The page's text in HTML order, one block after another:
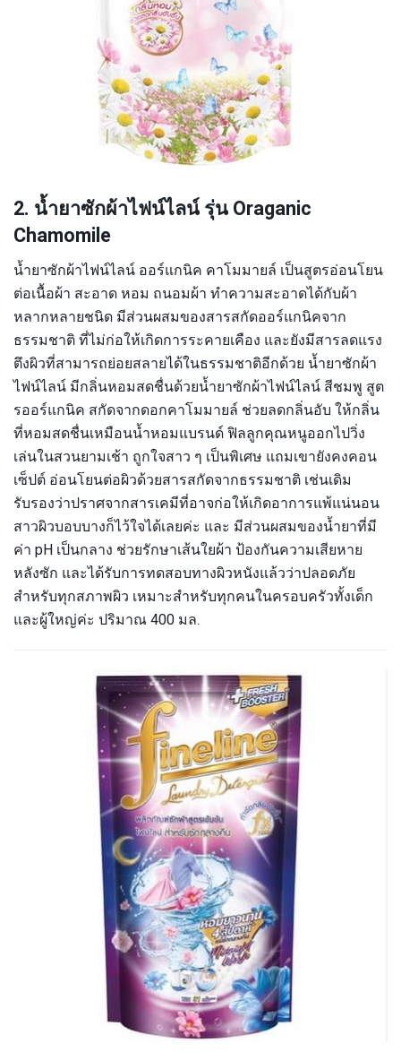
2. น้ำยาซักผ้าไฟน์ไลน์ รุ่น Oraganic
Chamomile
น้ำยาซักผ้าไฟน์ไลน์ ออร์แกนิค คาโมมายล์ เป็นสูตรอ่อนโยน
ต่อเนื้อผ้า สะอาด หอม ถนอมผ้า ทำความสะอาดได้กับผ้า
หลากหลายชนิด มีส่วนผสมของสารสกัดออร์แกนิคจาก
ธรรมชาติ ที่ไม่ก่อให้เกิดการระคายเคือง และยังมีสารลดแรง
ตึงผิวที่สามารถย่อยสลายได้ในธรรมชาติอีกด้วย น้ำยาซักผ้า
ไฟน์ไลน์ มีกลิ่นหอมสดชื่นด้วยน้ำยาซักผ้าไฟน์ไลน์ สีชมพู สูต
รออร์แกนิค สกัดจากดอกคาโมมายล์ ช่วยลดกลิ่นอับ ให้กลิ่น
ที่หอมสดชื่นเหมือนน้ำหอมแบรนด์ ฟิลลูกคุณหนูออกไปวิ่ง
เล่นในสวนยามเช้า ถูกใจสาว ๆ เป็นพิเศษ แถมเขายังคงคอน
เซ็ปต์ อ่อนโยนต่อผิวด้วยสารสกัดจากธรรมชาติ เช่นเดิม
รับรองว่าปราศจากสารเคมีที่อาจก่อให้เกิดอาการแพ้แน่นอน
สาวผิวบอบบางก็ไว้ใจได้เลยค่ะ และ มีส่วนผสมของน้ำยาที่มี
ค่า pH เป็นกลาง ช่วยรักษาเส้นใยผ้า ป้องกันความเสียหาย
หลังซัก และได้รับการทดสอบทางผิวหนังแล้วว่าปลอดภัย
สำหรับทุกสภาพผิว เหมาะสำหรับทุกคนในครอบครัวทั้งเด็ก
และผู้ใหญ่ค่ะ ปริมาณ 400 มล.